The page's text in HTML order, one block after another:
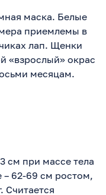
маска. Белые
приемлемы в
лап. Щенки
«взрослый» окрас
месяцам.
см при массе тела
– 62-69 см ростом,
Считается